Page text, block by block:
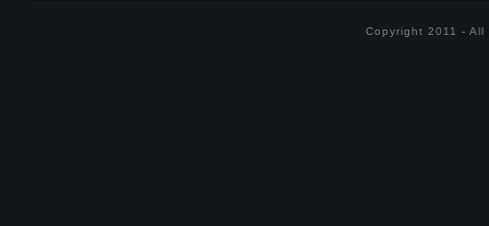
Copyright 2011 -